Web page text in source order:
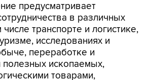
предусматривает
в различных
числе транспорте и логистике,
исследованиях и
переработке и
полезных ископаемых,
товарами,